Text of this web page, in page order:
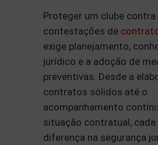
Proteger um clube contra
contestações de
exige planejamento,
jurídico e a adoção de
preventivas. Desde a
contratos sólidos até o
acompanhamento
situação contratual,
diferença na segurança